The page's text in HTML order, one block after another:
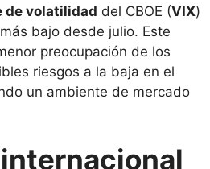
de volatilidad del CBOE (VIX)
bajo desde julio. Este
preocupación de los
riesgos a la baja en el
un ambiente de mercado